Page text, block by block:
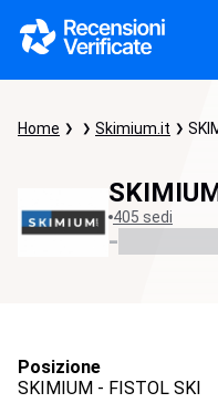
Home Skimium.it
405 sedi
-
Posizione
SKIMIUM - FISTOL SKI